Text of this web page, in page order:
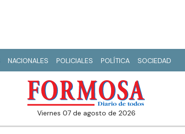
NACIONALES POLICIALES POLÍTICA SOCIEDAD
viernes 07 de agosto de 2026